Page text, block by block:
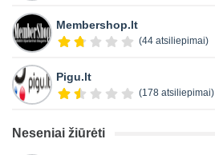
Membershop.lt
(44 atsiliepimai)
Pigu.lt
(178 atsiliepimai)
Neseniai žiūrėti